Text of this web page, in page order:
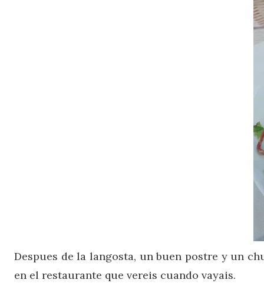
Despues de la langosta, un buen postre y un
en el restaurante que vereis cuando vayais.